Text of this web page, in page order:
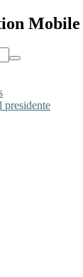
Mobile
presidente